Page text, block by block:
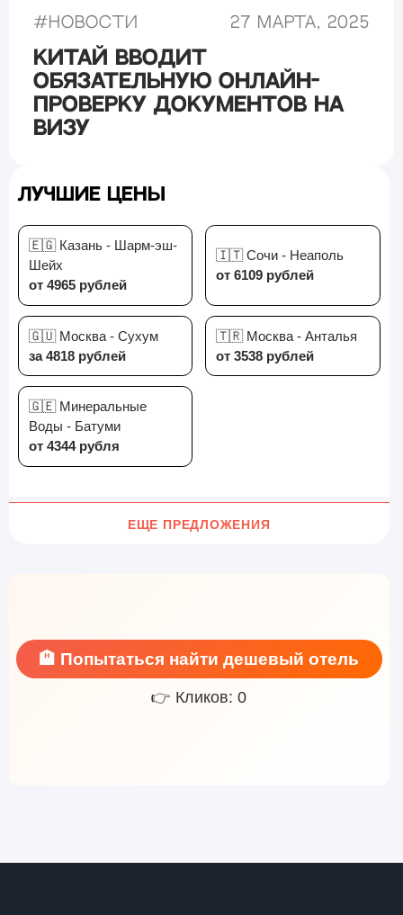
#Новости 27 марта, 2025
Китай вводит
обязательную онлайн-
проверку документов на
визу
Лучшие цены
🇪🇬 Казань - Шарм-эш-
Шейх
от 4965 рублей
🇮🇹 Сочи - Неаполь
от 6109 рублей
🇬🇺 Москва - Сухум
за 4818 рублей
🇹🇷 Москва - Анталья
от 3538 рублей
🇬🇪 Минеральные
Воды - Батуми
от 4344 рубля
ЕЩЕ ПРЕДЛОЖЕНИЯ
🏨 Попытаться найти дешевый отель
👉 Кликов: 0